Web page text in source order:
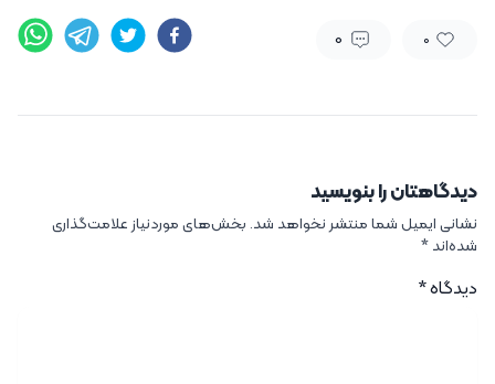
0
0
دیدگاهتان را بنویسید
نشانی ایمیل شما منتشر نخواهد شد. بخش‌های موردنیاز علامت‌گذاری
شده‌اند*
دیدگاه*